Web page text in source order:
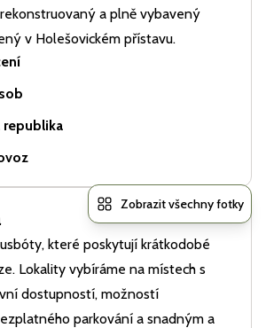
Zobrazit všechny fotky
a plně vybavený
v Holešovickém přístavu.
republika
které poskytují krátkodobé
Lokality vybíráme na místech s
dostupností, možností
parkování a snadným a